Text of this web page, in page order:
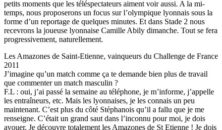
petits moments que les téléspectateurs aiment voir aussi. A la mi-
temps, nous proposerons un focus sur l’olympique lyonnais sous la
forme d’un reportage de quelques minutes. Et dans Stade 2 nous
recevrons la joueuse lyonnaise Camille Abily dimanche. Tout se fera
progressivement, naturellement.
Les Amazones de Saint-Etienne, vainqueurs du Challenge de France
2011
J’imagine qu’un match comme ça te demande bien plus de travail
que commenter un match masculin ?
F.L : oui, j’ai passé la semaine au téléphone, je m’informe, j’appelle
les entraîneurs, etc. Mais les lyonnaises, je les connais un peu
maintenant. C’est plus du côté Stéphanois qu’il a fallu que je me
renseigne. C’était un grand saut dans l’inconnu pour moi, je dois
avouer. Je découvre totalement les Amazones de St Etienne ! Je dois